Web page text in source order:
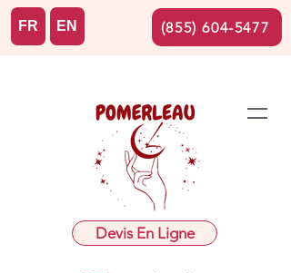
Devis En Ligne
FR EN (855) 604-5477